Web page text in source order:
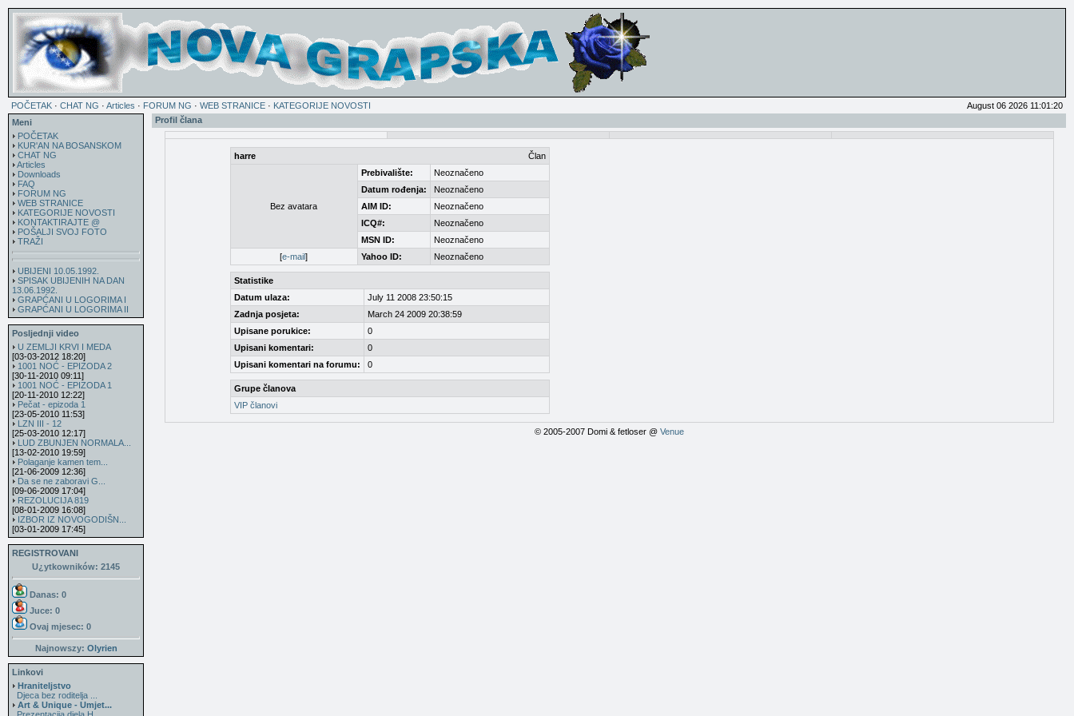
POČETAK · CHAT NG · Articles · FORUM NG · WEB STRANICE · KATEGORIJE NOVOSTI
August 06 2026 11:01:20
Meni
POČETAK
KUR'AN NA BOSANSKOM
CHAT NG
Articles
Downloads
FAQ
FORUM NG
WEB STRANICE
KATEGORIJE NOVOSTI
KONTAKTIRAJTE @
POŠALJI SVOJ FOTO
TRAŽI
UBIJENI 10.05.1992.
SPISAK UBIJENIH NA DAN
13.06.1992.
GRAPĆANI U LOGORIMA I
GRAPĆANI U LOGORIMA II
Posljednji video
U ZEMLJI KRVI I MEDA
[03-03-2012 18:20]
1001 NOĆ - EPIZODA 2
[30-11-2010 09:11]
1001 NOĆ - EPIZODA 1
[20-11-2010 12:22]
Pečat - epizoda 1
[23-05-2010 11:53]
LZN III - 12
[25-03-2010 12:17]
LUD ZBUNJEN NORMALA...
[13-02-2010 19:59]
Polaganje kamen tem...
[21-06-2009 12:36]
Da se ne zaboravi G...
[09-06-2009 17:04]
REZOLUCIJA 819
[08-01-2009 16:08]
IZBOR IZ NOVOGODIŠN...
[03-01-2009 17:45]
REGISTROVANI
U¿ytkowników: 2145
Danas: 0
Juce: 0
Ovaj mjesec: 0
Najnowszy: Olyrien
Linkovi
Hraniteljstvo
Djeca bez roditelja ...
Art & Unique - Umjet...
Profil člana
harre Član
Bez avatara
Prebivalište:
Neoznačeno
Datum rođenja:
Neoznačeno
AIM ID:
Neoznačeno
ICQ#:
Neoznačeno
MSN ID:
Neoznačeno
[e-mail] Yahoo ID: Neoznačeno
Statistike
Datum ulaza:
July 11 2008 23:50:15
Zadnja posjeta:
March 24 2009 20:38:59
Upisane porukice:
0
Upisani komentari:
0
Upisani komentari na forumu:
0
Grupe članova
VIP članovi
© 2005-2007 Domi & fetloser @ Venue